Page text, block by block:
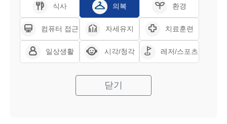
식사 의복 환경
컴퓨터 접근 자세유지 치료훈련
일상생활 시각/청각 레저/스포츠
닫기